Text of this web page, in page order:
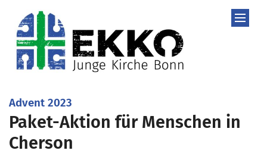
Advent 2023
Paket-Aktion für Menschen in
Cherson